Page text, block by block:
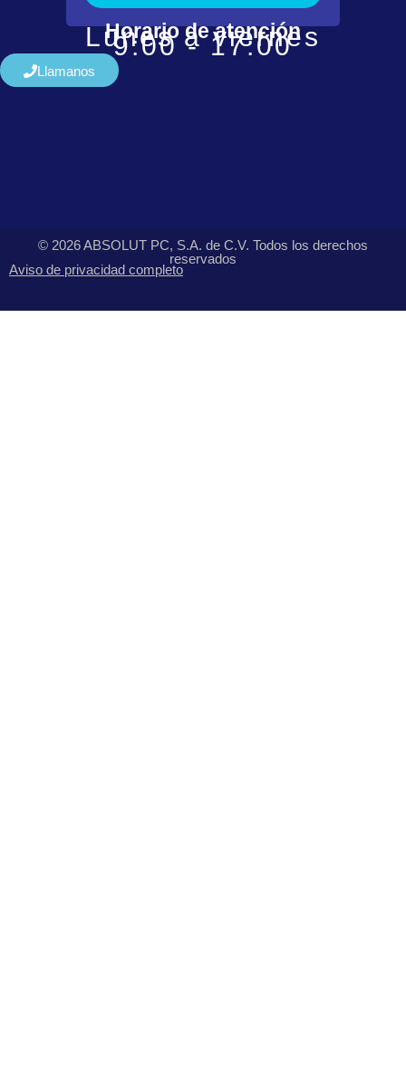
Horario de atención
Lunes a viernes
9:00 - 17:00
Llamanos
© 2026 ABSOLUT PC, S.A. de C.V. Todos los derechos
reservados
Aviso de privacidad completo